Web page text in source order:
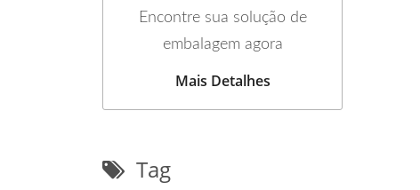
Encontre sua solução de
embalagem agora
Mais Detalhes
Tag